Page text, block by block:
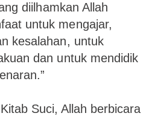
diilhamkan Allah
untuk mengajar,
kesalahan, untuk
dan untuk mendidik
Suci, Allah berbicara